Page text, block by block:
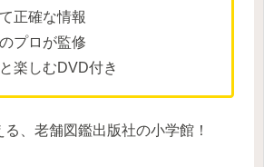
正確な情報
プロが監修
楽しむDVD付き
、老舗図鑑出版社の小学館！